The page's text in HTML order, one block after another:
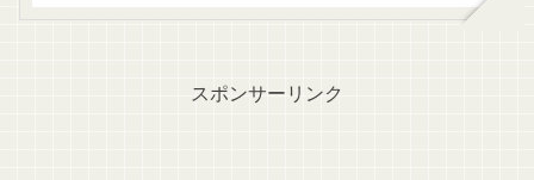
スポンサーリンク